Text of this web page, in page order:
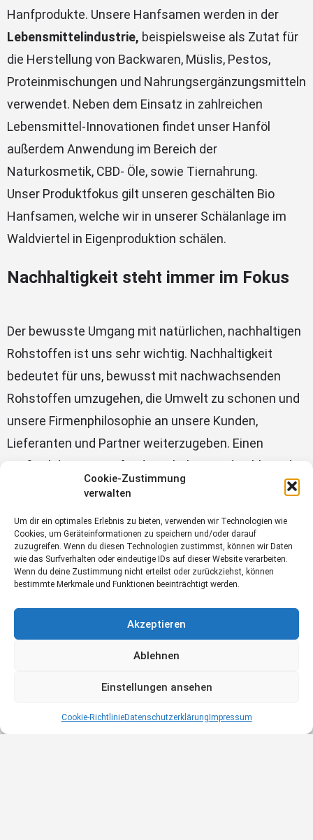
Cookie-Zustimmung
verwalten
Um dir ein optimales Erlebnis zu bieten, verwenden wir Technologien wie
Cookies, um Geräteinformationen zu speichern und/oder darauf
zuzugreifen. Wenn du diesen Technologien zustimmst, können wir Daten
wie das Surfverhalten oder eindeutige IDs auf dieser Website verarbeiten.
Wenn du deine Zustimmung nicht erteilst oder zurückziehst, können
bestimmte Merkmale und Funktionen beeinträchtigt werden.
Akzeptieren
Ablehnen
Einstellungen ansehen
Cookie-RichtlinieDatenschutzerklärung Impressum
Hanfprodukte. Unsere Hanfsamen werden in der
Lebensmittelindustrie, beispielsweise als Zutat für
die Herstellung von Backwaren, Müslis, Pestos,
Proteinmischungen und Nahrungsergänzungsmitteln
verwendet. Neben dem Einsatz in zahlreichen
Lebensmittel-Innovationen findet unser Hanföl
außerdem Anwendung im Bereich der
Naturkosmetik, CBD- Öle, sowie Tiernahrung.
Unser Produktfokus gilt unseren geschälten Bio
Hanfsamen, welche wir in unserer Schälanlage im
Waldviertel in Eigenproduktion schälen.
Nachhaltigkeit steht immer im Fokus
Der bewusste Umgang mit natürlichen, nachhaltigen
Rohstoffen ist uns sehr wichtig. Nachhaltigkeit
bedeutet für uns, bewusst mit nachwachsenden
Rohstoffen umzugehen, die Umwelt zu schonen und
unsere Firmenphilosophie an unsere Kunden,
Lieferanten und Partner weiterzugeben. Einen
Großteil der Energie für die Schälung und Kühlung der
Hanfsamen stammt von unserer Photovoltaikanlage.
www.hanfland.at
Hier geht´s zum Rabattcode der Partner Shop Aktion